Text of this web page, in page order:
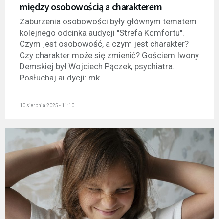
między osobowością a charakterem
Zaburzenia osobowości były głównym tematem
kolejnego odcinka audycji "Strefa Komfortu".
Czym jest osobowość, a czym jest charakter?
Czy charakter może się zmienić? Gościem Iwony
Demskiej był Wojciech Pączek, psychiatra.
Posłuchaj audycji: mk
10 sierpnia 2025 - 11:10